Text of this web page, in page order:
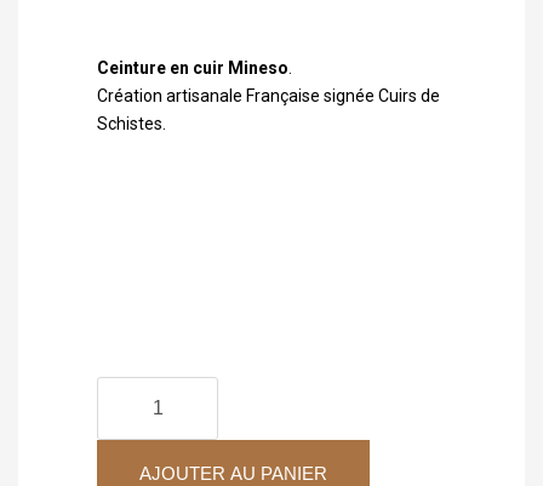
Ceinture en cuir Mineso
Création artisanale Française signée Cuirs de
Schistes.
AJOUTER AU PANIER